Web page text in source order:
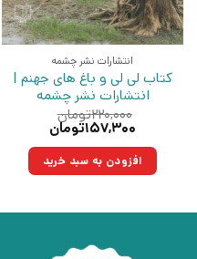
انتشارات نشر چشمه
کتاب لی لی و باغ های جهنم |
انتشارات نشر چشمه
۲۲۰,۰۰۰تومان
قیمت
۲۲۰,۰۰۰تومان
بود.
۱۵۷,۳۰۰تومان
۱۵۷,۳۰۰تومان.افزودن به سبد خرید